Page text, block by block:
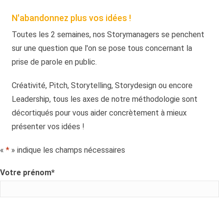
N'abandonnez plus vos idées !
Toutes les 2 semaines, nos Storymanagers se penchent
sur une question que l'on se pose tous concernant la
prise de parole en public.
Créativité, Pitch, Storytelling, Storydesign ou encore
Leadership, tous les axes de notre méthodologie sont
décortiqués pour vous aider concrètement à mieux
présenter vos idées !
« * » indique les champs nécessaires
Votre prénom*